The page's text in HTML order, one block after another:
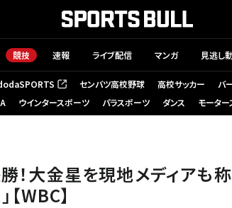
競技 速報 ライブ配信 マンガ 見逃し
新しいタブで開く） センバツ高校野球 高校サッカー バ
ウインタースポーツ パラスポーツ ダンス モータ
！大金星を現地メディアも称
WBC】